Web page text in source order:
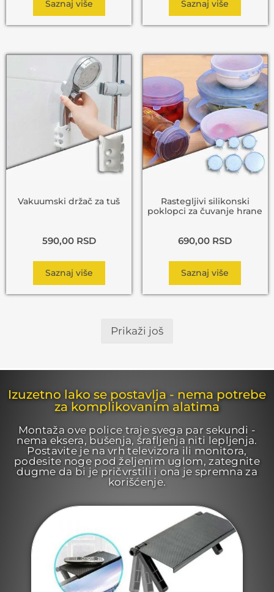
Saznaj više Saznaj više
Vakuumski držač za tuš
590,00 RSD
Saznaj više
Rastegljivi silikonski
poklopci za čuvanje hrane
690,00 RSD
Saznaj više
Prikaži još
Izuzetno lako se postavlja - nema potrebe
za komplikovanim alatima
Montaža ove police traje svega par sekundi -
nema eksera, bušenja, šrafljenja niti lepljenja.
Postavite je na vrh televizora ili monitora,
podesite noge pod željenim uglom, zategnite
dugme da bi je pričvrstili i ona je spremna za
korišćenje.